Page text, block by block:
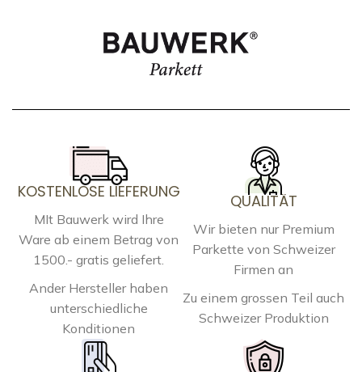
KOSTENLOSE LIEFERUNG
MIt Bauwerk wird Ihre
Ware ab einem Betrag von
1500.- gratis geliefert.
Ander Hersteller haben
unterschiedliche
Konditionen
QUALITÄT
Wir bieten nur Premium
Parkette von Schweizer
Firmen an
Zu einem grossen Teil auch
Schweizer Produktion